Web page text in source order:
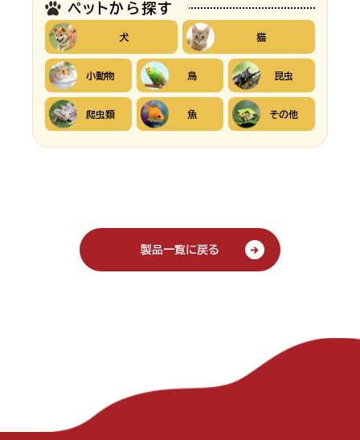
ペットから探す
犬 猫
小動物 鳥 昆虫
爬虫類 魚 その他
製品一覧に戻る